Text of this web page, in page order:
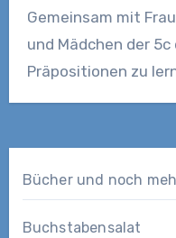
Gemeinsam mit
und Mädchen der
Präpositionen zu
Bücher und noch
Buchstabensalat